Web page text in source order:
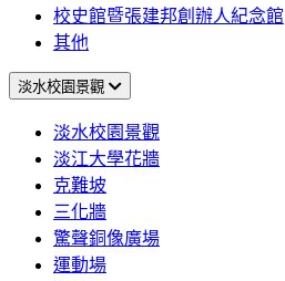
校史館暨張建邦創辦人紀念館
其他
淡水校園景觀
淡水校園景觀
淡江大學花牆
克難坡
三化牆
驚聲銅像廣場
運動場